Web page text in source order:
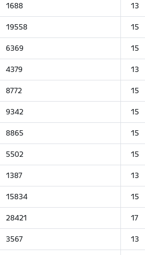
1688 13
19558 15
6369 15
4379 13
8772 15
9342 15
8865 15
5502 15
1387 13
15834 15
28421 17
3567 13